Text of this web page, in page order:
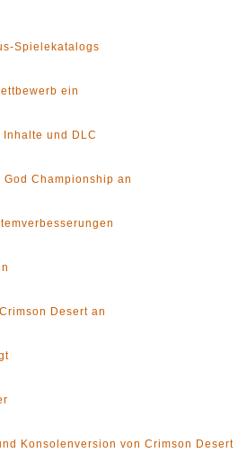
Spielekatalogs
ein
und DLC
Championship an
Desert an
Konsolenversion von Crimson Desert